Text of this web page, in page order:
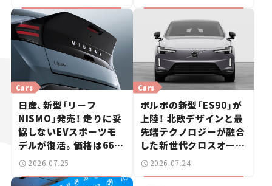
Cars
日産、新型「リーフ
NISMO」発売！ 走りに妥
協しないEVスポーツモ
デルが復活。価格は660
万円から【新車ニュース】
2026.07.25
Cars
ボルボの新型「ES90」が
上陸！ 北欧デザインと最
先端テクノロジーが融合
した新世代クロスオーバ
ー【新車ニュース】
2026.07.24